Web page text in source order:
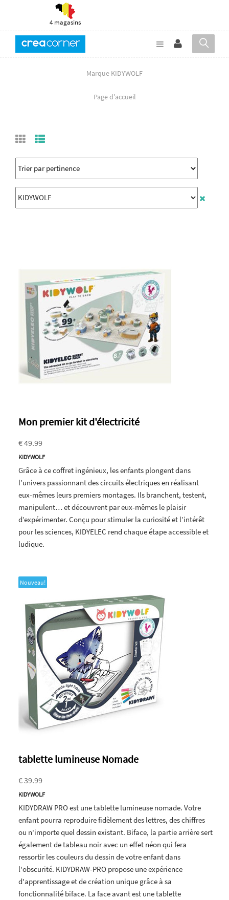
4 magasins
Marque KIDYWOLF
Page d'accueil
Mon premier kit d'électricité
€ 49.99
KIDYWOLF
Grâce à ce coffret ingénieux, les enfants plongent dans
l’univers passionnant des circuits électriques en réalisant
eux-mêmes leurs premiers montages. Ils branchent, testent,
manipulent… et découvrent par eux-mêmes le plaisir
d’expérimenter. Conçu pour stimuler la curiosité et l’intérêt
pour les sciences, KIDYELEC rend chaque étape accessible et
ludique.
Nouveau!
tablette lumineuse Nomade
€ 39.99
KIDYWOLF
KIDYDRAW PRO est une tablette lumineuse nomade. Votre
enfant pourra reproduire fidèlement des lettres, des chiffres
ou n'importe quel dessin existant. Biface, la partie arrière sert
également de tableau noir avec un effet néon qui fera
ressortir les couleurs du dessin de votre enfant dans
l'obscurité. KIDYDRAW-PRO propose une expérience
d'apprentissage et de création unique grâce à sa
fonctionnalité biface. La face avant est une tablette